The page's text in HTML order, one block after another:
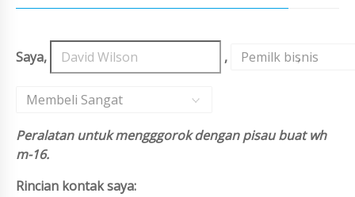
Saya, , Pemilk bisnis
,
Membeli Sangat
Peralatan untuk mengggorok dengan pisau buat wh
m-16.
Rincian kontak saya: